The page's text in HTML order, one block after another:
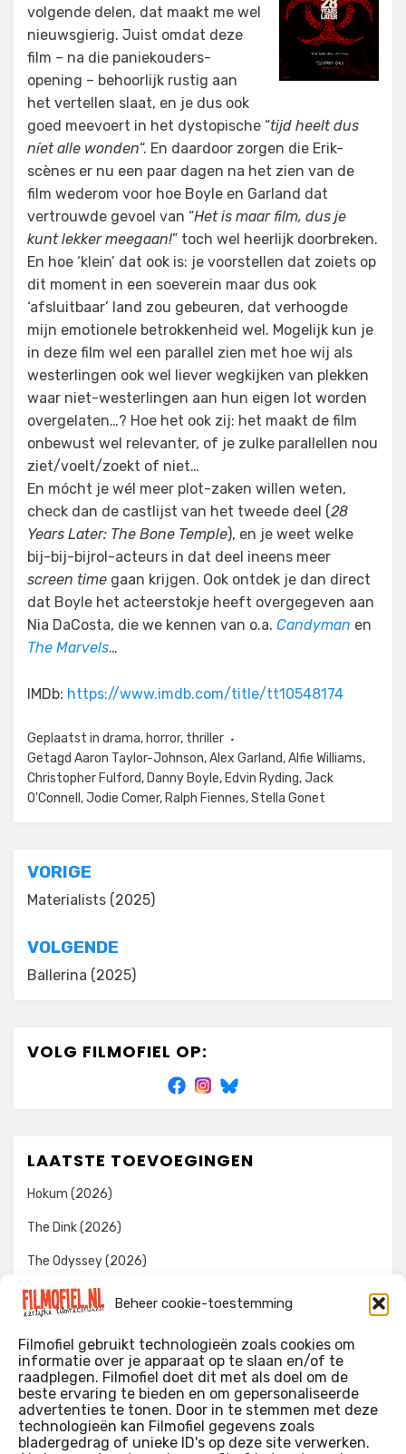
Beheer cookie-toestemming
Filmofiel gebruikt technologieën zoals cookies om
informatie over je apparaat op te slaan en/of te
raadplegen. Filmofiel doet dit met als doel om de
beste ervaring te bieden en om gepersonaliseerde
advertenties te tonen. Door in te stemmen met deze
technologieën kan Filmofiel gegevens zoals
bladergedrag of unieke ID's op deze site verwerken.
volgende delen, dat maakt me wel
nieuwsgierig. Juist omdat deze
film – na die paniekouders-
opening – behoorlijk rustig aan
het vertellen slaat, en je dus ook
goed meevoert in het dystopische “tijd heelt dus
níet alle wonden“. En daardoor zorgen die Erik-
scènes er nu een paar dagen na het zien van de
film wederom voor hoe Boyle en Garland dat
vertrouwde gevoel van “Het is maar film, dus je
kunt lekker meegaan!” toch wel heerlijk doorbreken.
En hoe ‘klein’ dat ook is: je voorstellen dat zoiets op
dit moment in een soeverein maar dus ook
‘afsluitbaar’ land zou gebeuren, dat verhoogde
mijn emotionele betrokkenheid wel. Mogelijk kun je
in deze film wel een parallel zien met hoe wij als
westerlingen ook wel liever wegkijken van plekken
waar niet-westerlingen aan hun eigen lot worden
overgelaten…? Hoe het ook zij: het maakt de film
onbewust wel relevanter, of je zulke parallellen nou
ziet/voelt/zoekt of niet…
En mócht je wél meer plot-zaken willen weten,
check dan de castlijst van het tweede deel (28
Years Later: The Bone Temple), en je weet welke
bij-bij-bijrol-acteurs in dat deel ineens meer
screen time gaan krijgen. Ook ontdek je dan direct
dat Boyle het acteerstokje heeft overgegeven aan
Nia DaCosta, die we kennen van o.a. Candyman en
The Marvels…
IMDb: https://www.imdb.com/title/tt10548174
Geplaatst in drama, horror, thriller
Getagd Aaron Taylor-Johnson,Alex Garland,Alfie Williams,
Christopher Fulford, Danny Boyle, Edvin Ryding,Jack
O'Connell ,Jodie Comer, Ralph Fiennes,Stella Gonet
Bericht
navigatie
VORIGE
Materialists (2025)
VOLGENDE
Ballerina (2025)
VOLG FILMOFIEL OP:
LAATSTE TOEVOEGINGEN
Hokum (2026)
The Dink (2026)
The Odyssey (2026)
Evil Dead Burn (2026)
WIE IK BEN…?
Ik ben ooit begonnen met m’n recensies omdat ik zoveel